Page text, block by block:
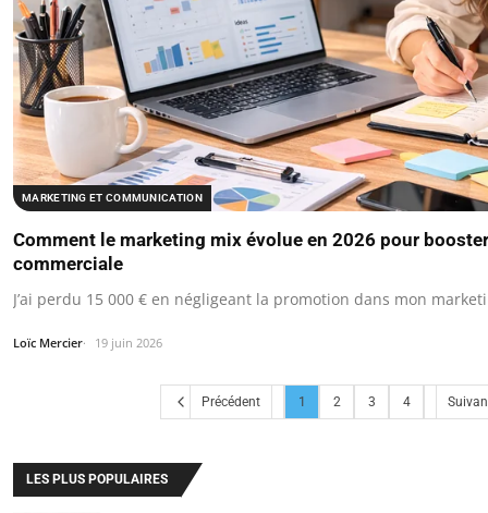
MARKETING ET COMMUNICATION
Comment le marketing mix évolue en 2026 pour
commerciale
J’ai perdu 15 000 € en négligeant la promotion dans mon
Loïc Mercier 19 juin 2026
Précédent 1 2 3 4
LES PLUS POPULAIRES